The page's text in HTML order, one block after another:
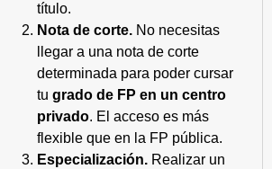
título.
Nota de corte. No necesitas
llegar a una nota de corte
determinada para poder cursar
tu grado de FP en un centro
privado. El acceso es más
flexible que en la FP pública.
Especialización. Realizar un